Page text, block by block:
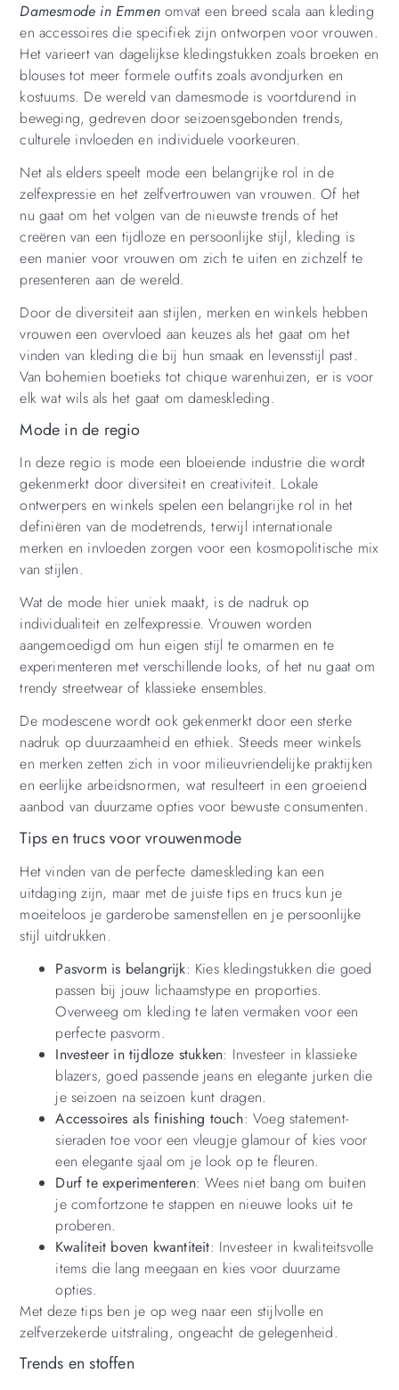
Damesmode in Emmen omvat een breed scala aan kleding
en accessoires die specifiek zijn ontworpen voor vrouwen.
Het varieert van dagelijkse kledingstukken zoals broeken en
blouses tot meer formele outfits zoals avondjurken en
kostuums. De wereld van damesmode is voortdurend in
beweging, gedreven door seizoensgebonden trends,
culturele invloeden en individuele voorkeuren.
Net als elders speelt mode een belangrijke rol in de
zelfexpressie en het zelfvertrouwen van vrouwen. Of het
nu gaat om het volgen van de nieuwste trends of het
creëren van een tijdloze en persoonlijke stijl, kleding is
een manier voor vrouwen om zich te uiten en zichzelf te
presenteren aan de wereld.
Door de diversiteit aan stijlen, merken en winkels hebben
vrouwen een overvloed aan keuzes als het gaat om het
vinden van kleding die bij hun smaak en levensstijl past.
Van bohemien boetieks tot chique warenhuizen, er is voor
elk wat wils als het gaat om dameskleding.
Mode in de regio
In deze regio is mode een bloeiende industrie die wordt
gekenmerkt door diversiteit en creativiteit. Lokale
ontwerpers en winkels spelen een belangrijke rol in het
definiëren van de modetrends, terwijl internationale
merken en invloeden zorgen voor een kosmopolitische mix
van stijlen.
Wat de mode hier uniek maakt, is de nadruk op
individualiteit en zelfexpressie. Vrouwen worden
aangemoedigd om hun eigen stijl te omarmen en te
experimenteren met verschillende looks, of het nu gaat om
trendy streetwear of klassieke ensembles.
De modescene wordt ook gekenmerkt door een sterke
nadruk op duurzaamheid en ethiek. Steeds meer winkels
en merken zetten zich in voor milieuvriendelijke praktijken
en eerlijke arbeidsnormen, wat resulteert in een groeiend
aanbod van duurzame opties voor bewuste consumenten.
Tips en trucs voor vrouwenmode
Het vinden van de perfecte dameskleding kan een
uitdaging zijn, maar met de juiste tips en trucs kun je
moeiteloos je garderobe samenstellen en je persoonlijke
stijl uitdrukken.
Pasvorm is belangrijk: Kies kledingstukken die goed
passen bij jouw lichaamstype en proporties.
Overweeg om kleding te laten vermaken voor een
perfecte pasvorm.
Investeer in tijdloze stukken: Investeer in klassieke
blazers, goed passende jeans en elegante jurken die
je seizoen na seizoen kunt dragen.
Accessoires als finishing touch: Voeg statement-
sieraden toe voor een vleugje glamour of kies voor
een elegante sjaal om je look op te fleuren.
Durf te experimenteren: Wees niet bang om buiten
je comfortzone te stappen en nieuwe looks uit te
proberen.
Kwaliteit boven kwantiteit: Investeer in kwaliteitsvolle
items die lang meegaan en kies voor duurzame
opties.
Met deze tips ben je op weg naar een stijlvolle en
zelfverzekerde uitstraling, ongeacht de gelegenheid.
Trends en stoffen